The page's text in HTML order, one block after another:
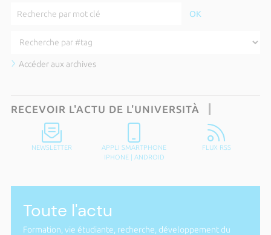
Accéder aux archives
RECEVOIR L'ACTU DE L'UNIVERSITÀ
NEWSLETTER
APPLI SMARTPHONE
IPHONE | ANDROID
FLUX RSS
Toute l'actu
Formation, vie étudiante, recherche, développement du